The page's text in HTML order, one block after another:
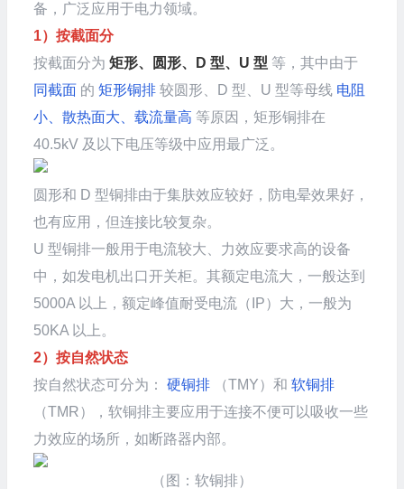
备，广泛应用于电力领域。
1）按截面分
按截面分为 矩形、圆形、D 型、U 型 等，其中由于
同截面 的 矩形铜排 较圆形、D 型、U 型等母线 电阻
小、散热面大、载流量高 等原因，矩形铜排在
40.5kV 及以下电压等级中应用最广泛。
圆形和 D 型铜排由于集肤效应较好，防电晕效果好，
也有应用，但连接比较复杂。
U 型铜排一般用于电流较大、力效应要求高的设备
中，如发电机出口开关柜。其额定电流大，一般达到
5000A 以上，额定峰值耐受电流（IP）大，一般为
50KA 以上。
2）按自然状态
按自然状态可分为： 硬铜排 （TMY）和 软铜排
（TMR），软铜排主要应用于连接不便可以吸收一些
力效应的场所，如断路器内部。
（图：软铜排）